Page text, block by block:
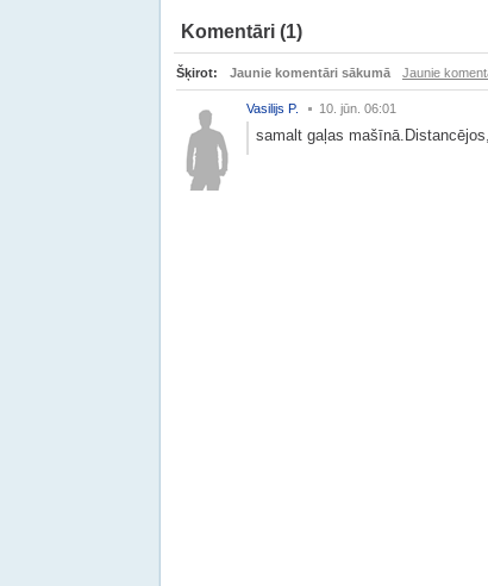
Komentāri (1)
Šķirot: Jaunie komentāri sākumā Jaunie
Vasilijs P. 10. jūn. 06:01
samalt gaļas